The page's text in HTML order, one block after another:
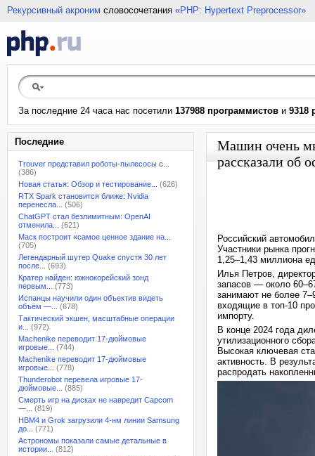
Рекурсивный акроним словосочетания «PHP: Hypertext Preprocessor»
За последние 24 часа нас посетили 137988 программистов и 9318
Последние
Trouver представил роботы-пылесосы с...
(386)
Новая статья: Обзор и тестирование...
(626)
RTX Spark становится ближе: Nvidia
перенесла...
(506)
ChatGPT стал безлимитным: OpenAI
отменила...
(621)
Маск построит «самое ценное здание на...
(705)
Легендарный шутер Quake спустя 30 лет
после...
(693)
Кратер найден: южнокорейский зонд
первым...
(773)
Испанцы научили один объектив видеть
объём —...
(678)
Тактический экшен, масштабные операции
и...
(972)
Machenike переводит 17-дюймовые
игровые...
(744)
Machenike переводит 17-дюймовые
игровые...
(778)
Thunderobot перевела игровые 17-
дюймовые...
(885)
Смерть игр на дисках не навредит Capcom
—...
(819)
HBM4 и Grok загрузили 4-нм линии Samsung
до...
(771)
Астрономы показали самые детальные в
истории...
(812)
Машин очень
рассказали об
Российский
Участники рынка
1,25–1,43 миллиона
Илья Петров,
запасов — около
занимают не более
входящие в топ-10
импорту.
В конце 2024 года
утилизационного
Высокая ключевая
активность. В
распродать